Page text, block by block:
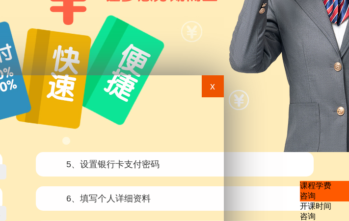
5、设置银行卡支付密码
6、填写个人详细资料
x
课程学费
咨询
开课时间
咨询